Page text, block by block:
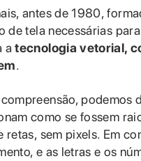
antes de 1980,
de tela necessárias
atecnologia vetorial,
.
como se fossem
sem pixels. Em
e as letras e os